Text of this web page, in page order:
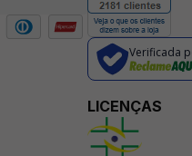
Verificada
LICENÇAS